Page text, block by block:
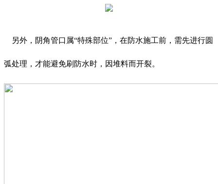
另外，阴角管口属“特殊部位”，在防水施工前，需先进行圆
弧处理，才能避免刷防水时，因堆料而开裂。